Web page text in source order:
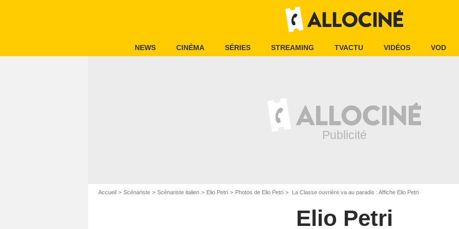
NEWS CINÉMA SÉRIES STREAMING TVACTU VIDÉOS VOD
Accueil Scénariste Scénariste italien Elio Petri Photos de Elio Petri La Classe ouvrière va au paradis : Affiche Elio Petri
Elio Petri